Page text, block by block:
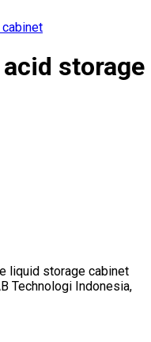
storage
liquid storage cabinet
Technologi Indonesia,